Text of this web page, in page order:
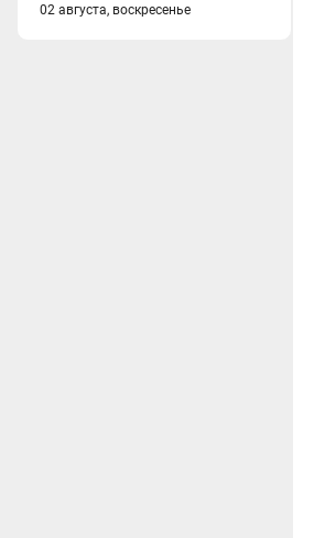
02 августа, воскресенье